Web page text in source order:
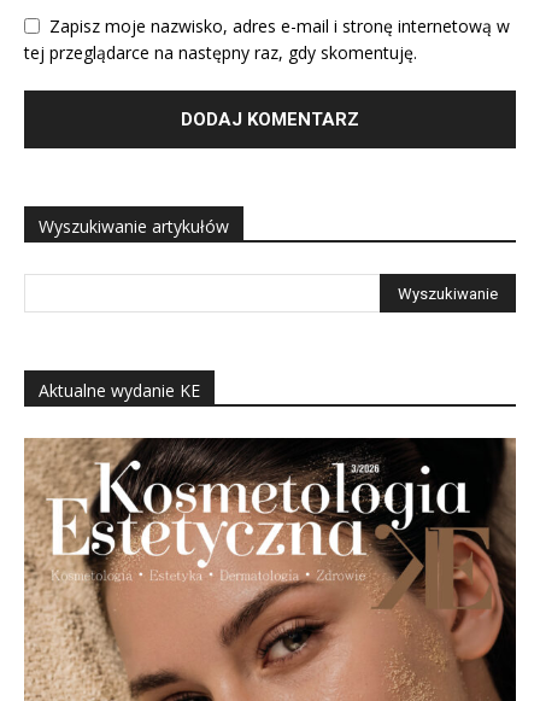
Zapisz moje nazwisko, adres e-mail i stronę internetową w
tej przeglądarce na następny raz, gdy skomentuję.
Wyszukiwanie artykułów
Aktualne wydanie KE